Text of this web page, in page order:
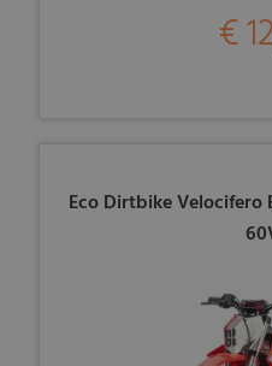
€
Eco Dirtbike Velocifero